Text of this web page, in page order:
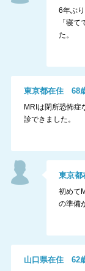
6年ぶ
「寝
た。
東京都在住 68
MRIは閉所恐怖症
診できました。
東京都
初めて
の準備
山口県在住 62